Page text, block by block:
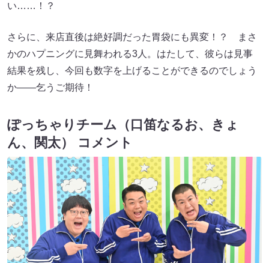
い……！？
さらに、来店直後は絶好調だった胃袋にも異変！？ まさ
かのハプニングに見舞われる3人。はたして、彼らは見事
結果を残し、今回も数字を上げることができるのでしょう
か――乞うご期待！
ぽっちゃりチーム（口笛なるお、きょ
ん、関太） コメント